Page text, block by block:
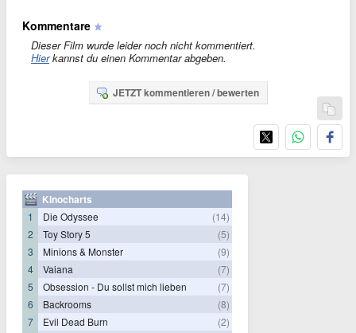
Kommentare
Dieser Film wurde leider noch nicht kommentiert.
Hierkannst du einen Kommentar abgeben.
JETZT kommentieren / bewerten
Kinocharts
1 Die Odyssee
(14)
2
Toy Story 5
(5)
3
Minions & Monster
(9)
4
Vaiana
(7)
5
Obsession - Du sollst mich lieben
(7)
6
Backrooms
(8)
7
Evil Dead Burn
(2)